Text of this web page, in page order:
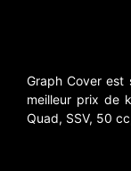
Graph Cover est
meilleur prix de
Quad, SSV, 50